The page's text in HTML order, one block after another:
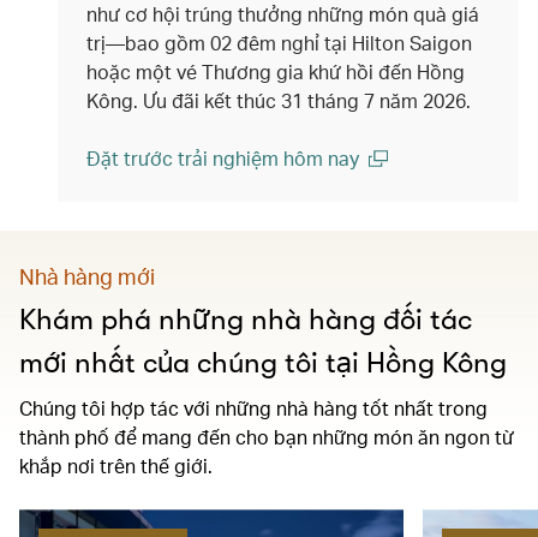
như cơ hội trúng thưởng những món quà giá
trị—bao gồm 02 đêm nghỉ tại Hilton Saigon
hoặc một vé Thương gia khứ hồi đến Hồng
Kông. Ưu đãi kết thúc 31 tháng 7 năm 2026.
Đặt trước trải nghiệm hôm nay
Nhà hàng mới
Khám phá những nhà hàng đối tác
mới nhất của chúng tôi tại Hồng Kông
Chúng tôi hợp tác với những nhà hàng tốt nhất trong
thành phố để mang đến cho bạn những món ăn ngon từ
khắp nơi trên thế giới.